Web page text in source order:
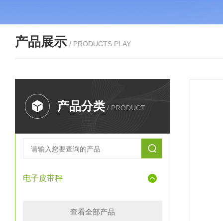
产品展示 / PRODUCTS PLAY
产品分类 / PRODUCT
电子皮带秤
查看全部产品